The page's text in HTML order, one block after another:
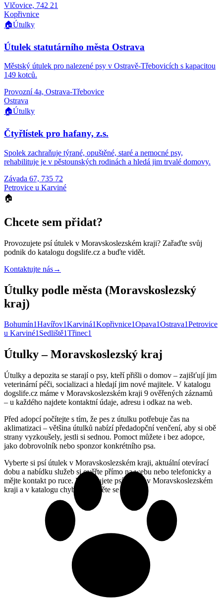
Vlčovice, 742 21
Kopřivnice
🏠Útulky
Útulek statutárního města Ostrava
Městský útulek pro nalezené psy v Ostravě-Třebovicích s kapacitou
149 kotců.
Provozní 4a, Ostrava-Třebovice
Ostrava
🏠Útulky
Čtyřlístek pro hafany, z.s.
Spolek zachraňuje týrané, opuštěné, staré a nemocné psy,
rehabilituje je v pěstounských rodinách a hledá jim trvalé domovy.
Závada 67, 735 72
Petrovice u Karviné
🏠
Chcete sem přidat?
Provozujete psí útulek v Moravskoslezském kraji? Zařaďte svůj
podnik do katalogu dogslife.cz a buďte vidět.
Kontaktujte nás→
Útulky podle města (Moravskoslezský
kraj)
Bohumín1Havířov1Karviná1Kopřivnice1Opava1Ostrava1Petrovice
u Karviné1Sedliště1Třinec1
Útulky – Moravskoslezský kraj
Útulky a depozita se starají o psy, kteří přišli o domov – zajišťují jim
veterinární péči, socializaci a hledají jim nové majitele. V katalogu
dogslife.cz máme v Moravskoslezském kraji 9 ověřených záznamů
– u každého najdete kontaktní údaje, adresu i odkaz na web.
Před adopcí počítejte s tím, že pes z útulku potřebuje čas na
aklimatizaci – většina útulků nabízí předadopční venčení, aby si obě
strany vyzkoušely, jestli si sednou. Pomoct můžete i bez adopce,
jako dobrovolník nebo sponzor konkrétního psa.
Vyberte si psí útulek v Moravskoslezském kraji, aktuální otevírací
dobu a nabídku služeb si ověřte přímo na webu nebo telefonicky a
mějte kontakt po ruce. Provozujete psí útulek v Moravskoslezském
kraji a v katalogu chybíte? Ozvěte se nám.